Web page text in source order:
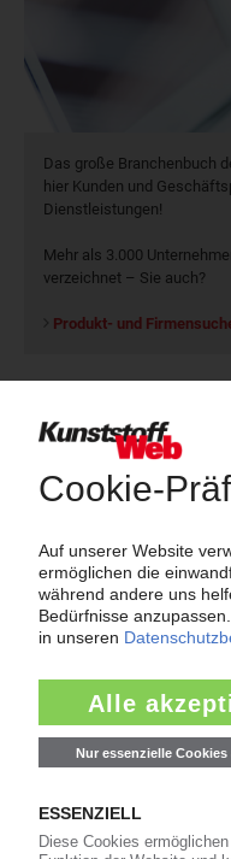
Das große Branchenbuch
hier Kunden und
Dienstleistungen!
Mehr als 3.000
verzeichnet – Sie auch?
Produkt- und
Über das
Als einer der Internet-
versorgt das
und Führungskräfte der
Nachrichten rund um
der Berichterstattung
Material, Anwendungen